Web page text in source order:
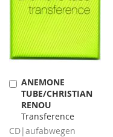
ANEMONE
TUBE/CHRISTIAN
RENOU
Transference
CD|aufabwegen
Add
to
Cart